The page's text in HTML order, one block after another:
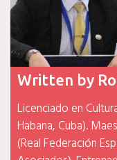
Written by
Licenciado en
Habana, Cuba).
(Real Federación